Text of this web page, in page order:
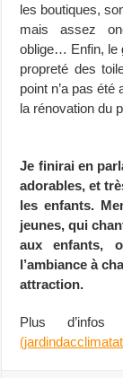
les boutiques,
mais assez
oblige… Enfin, le
propreté des
point n’a pas été
la rénovation du
Je finirai en
adorables, et
les enfants.
jeunes, qui
aux enfants,
l’ambiance à
attraction.
Plus